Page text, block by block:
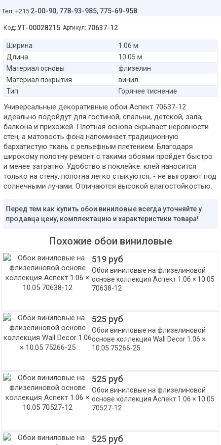
Тел: +215 2-00-90, 778-93-985, 775-69-958
Код: УТ-00028215 Артикул: 70637-12
Ширина
1.06 м
Длина
10.05 м
Материал основы
флизелин
Материал покрытия
винил
Тип
Горячее тиснение
Универсальные декоративные обои Аспект 70637-12
идеально подойдут для гостиной, спальни, детской, зала,
балкона и прихожей. Плотная основа скрывает неровности
стен, а матовость фона напоминает традиционную
бархатистую ткань с рельефным плетением. Благодаря
широкому полотну ремонт с такими обоями пройдет быстро
и менее затратно. Удобство в поклейке: клей наносится
только на стену, полотна легко стыкуются; - не выгорают под
солнечными лучами. Отличаются высокой влагостойкостью.
Перед тем как купить обои виниловые всегда уточняйте у
продавца цену, комплектацию и характеристики товара!
Похожие обои виниловые
519 руб
Обои виниловые на флизелиновой
основе коллекция Аспект 1.06 × 10.05
70638-12
525 руб
Обои виниловые на флизелиновой
основе коллекция Wall Decor 1.06 ×
10.05 75266-25
525 руб
Обои виниловые на флизелиновой
основе коллекция Аспект 1.06 × 10.05
70527-12
525 руб